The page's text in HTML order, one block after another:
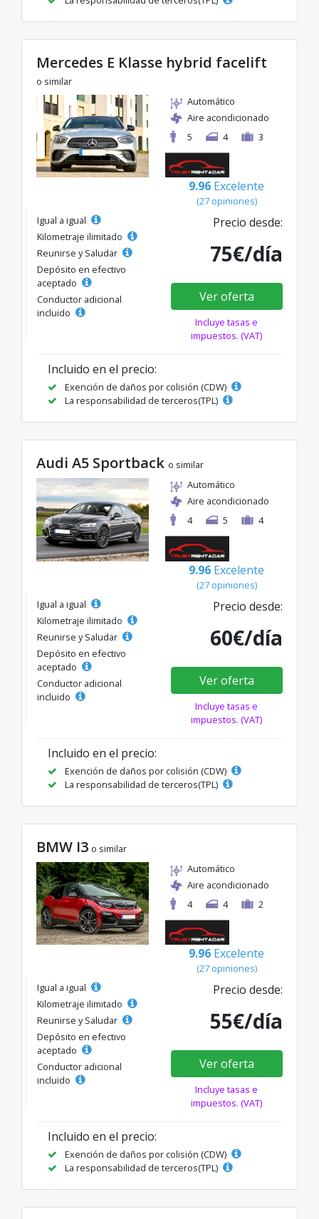
Mercedes E Klasse hybrid facelift
o similar
Automático
Aire acondicionado
5
4 3
9.96 Excelente
(27 opiniones)
Igual a igual
Kilometraje ilimitado
Reunirse y Saludar
Depósito en efectivo
aceptado
Conductor adicional
incluido
Precio desde:
75€/día
Ver oferta
Incluye tasas e
impuestos. (VAT)
Incluido en el precio:
Exención de daños por colisión (CDW)
La responsabilidad de terceros(TPL)
Audi A5 Sportback o similar
Automático
Aire acondicionado
4
5 4
9.96 Excelente
(27 opiniones)
Igual a igual
Kilometraje ilimitado
Reunirse y Saludar
Depósito en efectivo
aceptado
Conductor adicional
incluido
Precio desde:
60€/día
Ver oferta
Incluye tasas e
impuestos. (VAT)
Incluido en el precio:
Exención de daños por colisión (CDW)
La responsabilidad de terceros(TPL)
BMW I3 o similar
Automático
Aire acondicionado
4
4 2
9.96 Excelente
(27 opiniones)
Igual a igual
Kilometraje ilimitado
Reunirse y Saludar
Depósito en efectivo
aceptado
Conductor adicional
incluido
Precio desde:
55€/día
Ver oferta
Incluye tasas e
impuestos. (VAT)
Incluido en el precio:
Exención de daños por colisión (CDW)
La responsabilidad de terceros(TPL)